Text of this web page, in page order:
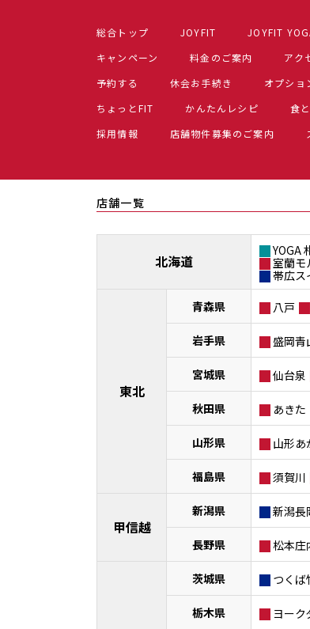
総合トップ JOYFIT JOYFIT
キャンペーン
料金のご案内 アク
予約する
休会お手続き オプショ
ちょっとFIT
かんたんレシピ 食
採用情報
店舗物件募集のご案内
店舗一覧
北海道
YOGA
室蘭モ
帯広ス
東北
青森県 八戸
岩手県 盛岡青
宮城県 仙台泉
秋田県 あき
山形県 山形あ
福島県 須賀川
甲信越
新潟県 新潟長
長野県 松本庄
茨城県 つくば
栃木県 ヨーク